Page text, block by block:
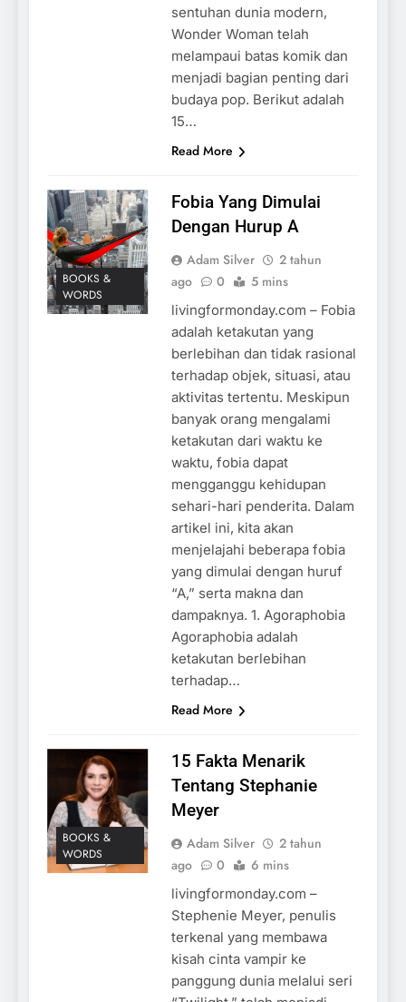
sentuhan dunia modern,
Wonder Woman telah
melampaui batas komik dan
menjadi bagian penting dari
budaya pop. Berikut adalah
15…
Read More
BOOKS &
WORDS
Fobia Yang Dimulai
Dengan Hurup A
Adam Silver
2 tahun
ago
0 5 mins
livingformonday.com – Fobia
adalah ketakutan yang
berlebihan dan tidak rasional
terhadap objek, situasi, atau
aktivitas tertentu. Meskipun
banyak orang mengalami
ketakutan dari waktu ke
waktu, fobia dapat
mengganggu kehidupan
sehari-hari penderita. Dalam
artikel ini, kita akan
menjelajahi beberapa fobia
yang dimulai dengan huruf
“A,” serta makna dan
dampaknya. 1. Agoraphobia
Agoraphobia adalah
ketakutan berlebihan
terhadap…
Read More
BOOKS &
WORDS
15 Fakta Menarik
Tentang Stephanie
Meyer
Adam Silver
2 tahun
ago
0 6 mins
livingformonday.com –
Stephenie Meyer, penulis
terkenal yang membawa
kisah cinta vampir ke
panggung dunia melalui seri